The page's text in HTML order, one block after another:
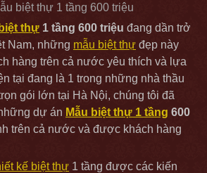
biệt thự 1 tầng 600 triệu
biệt thự 1 tầng 600 triệu đang dần trở
Nam, những mẫu biệt thự đẹp này
hàng trên cả nước yêu thích và lựa
tại đang là 1 trong những nhà thầu
gói lớn tại Hà Nội, chúng tôi đã
dự án Mẫu biệt thự 1 tầng 600
trên cả nước và được khách hàng
kế biệt thự 1 tầng được các kiến